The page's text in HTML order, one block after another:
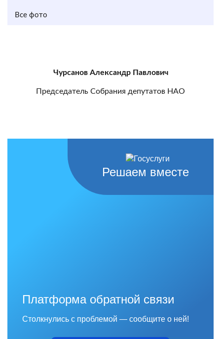
Все фото
Чурсанов Александр Павлович
Председатель Собрания депутатов НАО
Решаем вместе
Платформа обратной связи
Столкнулись с проблемой — сообщите о ней!